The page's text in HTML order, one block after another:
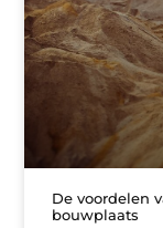
De voordelen
bouwplaats